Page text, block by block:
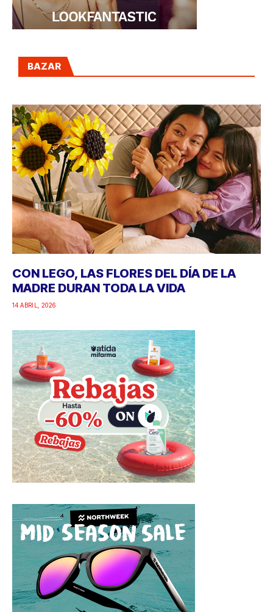
BAZAR
CON LEGO, LAS FLORES DEL DÍA DE LA
MADRE DURAN TODA LA VIDA
14 ABRIL, 2026